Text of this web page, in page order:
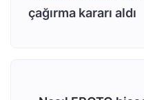
çağırma kararı aldı